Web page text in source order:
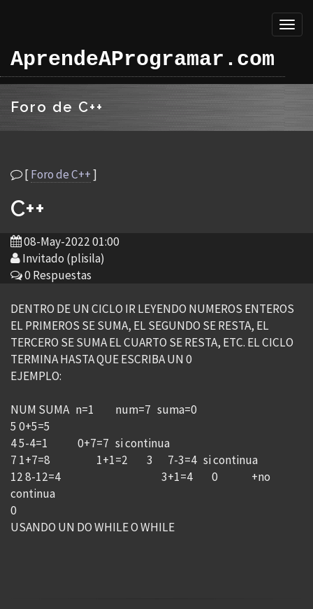
AprendeAProgramar.com
Foro de C++
[Foro de C++]
C++
08-May-2022 01:00
Invitado (plisila)
0 Respuestas
DENTRO DE UN CICLO IR LEYENDO NUMEROS ENTEROS
EL PRIMEROS SE SUMA, EL SEGUNDO SE RESTA, EL
TERCERO SE SUMA EL CUARTO SE RESTA, ETC. EL CICLO
TERMINA HASTA QUE ESCRIBA UN 0
EJEMPLO:
NUM SUMA n=1 num=7 suma=0
5 0+5=5
4 5-4=1 0+7=7 si continua
7 1+7=8 1+1=2 3 7-3=4 si continua
12 8-12=4 3+1=4 0 +no
continua
0
USANDO UN DO WHILE O WHILE